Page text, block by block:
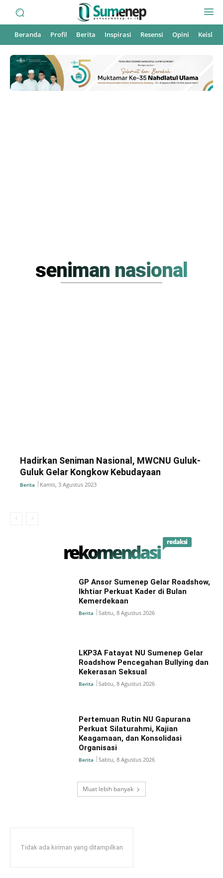
Beranda Profil Berita Inspirasi Resensi Opini
seniman nasional
Hadirkan Seniman Nasional, MWCNU Guluk-
Guluk Gelar Kongkow Kebudayaan
Berita Kamis, 3 Agustus 2023
rekomendasi redaksi
GP Ansor Sumenep Gelar Roadshow,
Ikhtiar Perkuat Kader di Bulan
Kemerdekaan
Berita Sabtu, 8 Agustus 2026
LKP3A Fatayat NU Sumenep Gelar
Roadshow Pencegahan Bullying dan
Kekerasan Seksual
Berita Sabtu, 8 Agustus 2026
Pertemuan Rutin NU Gapurana
Perkuat Silaturahmi, Kajian
Keagamaan, dan Konsolidasi
Organisasi
Berita Sabtu, 8 Agustus 2026
Muat lebih banyak
Tidak ada kiriman yang ditampilkan